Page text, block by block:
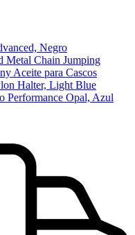
Negro
Metal Chain Jumping
Aceite para Cascos
Halter, Light Blue
Performance Opal, Azul